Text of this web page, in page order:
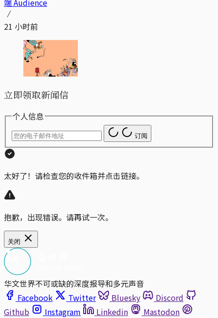
端 Audience
21 小时前
立即领取新闻信
个人信息
订阅
太好了！请检查您的收件箱并点击链接。
抱歉，出现错误。请再试一次。
关闭
华文世界不可或缺的深度报导和多元声音
Facebook
Twitter Bluesky
Discord
Github
Instagram Linkedin
Mastodon